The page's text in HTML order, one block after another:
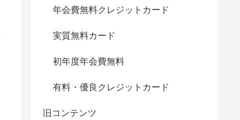
年会費無料クレジットカード
実質無料カード
初年度年会費無料
有料・優良クレジットカード
旧コンテンツ